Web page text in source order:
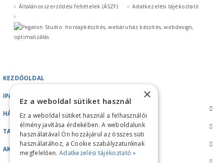
Általános szerződési feltételek (ÁSZF) Adatkezelési tájékoztató
KEZDŐOLDAL
IPARI GÉPEK
HÁZTARTÁSI GÉPEK
TARTOZÉKOK/ALKATRÉSZEK
AKCIÓK
×
Ez a weboldal sütiket használ
Ez a weboldal sütiket használ a felhasználói
élmény javítása érdekében. A weboldalunk
használatával Ön hozzájárul az összes süti
használatához, a Cookie szabályzatunknak
megfelelően. Adatkezelési tájékoztató »